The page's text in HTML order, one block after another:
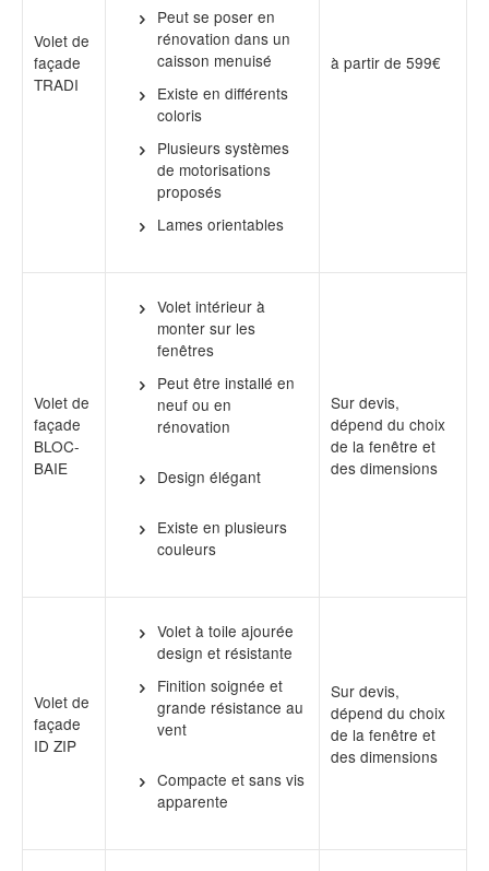
Volet de
façade
TRADI
Peut se poser en
rénovation dans un
caisson menuisé
Existe en différents
coloris
Plusieurs systèmes
de motorisations
proposés
Lames orientables
à partir de 599€
Volet de
façade
BLOC-
BAIE
Volet intérieur à
monter sur les
fenêtres
Peut être installé en
neuf ou en
rénovation
Design élégant
Existe en plusieurs
couleurs
Sur devis,
dépend du choix
de la fenêtre et
des dimensions
Volet de
façade
ID ZIP
Volet à toile ajourée
design et résistante
Finition soignée et
grande résistance au
vent
Compacte et sans vis
apparente
Sur devis,
dépend du choix
de la fenêtre et
des dimensions